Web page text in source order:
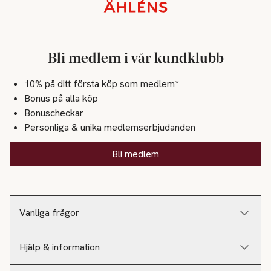
Vanliga frågor
Hjälp & information
Bli medlem i vår kundklubb
10% på ditt första köp som medlem*
Bonus på alla köp
Bonuscheckar
Personliga & unika medlemserbjudanden
Bli medlem